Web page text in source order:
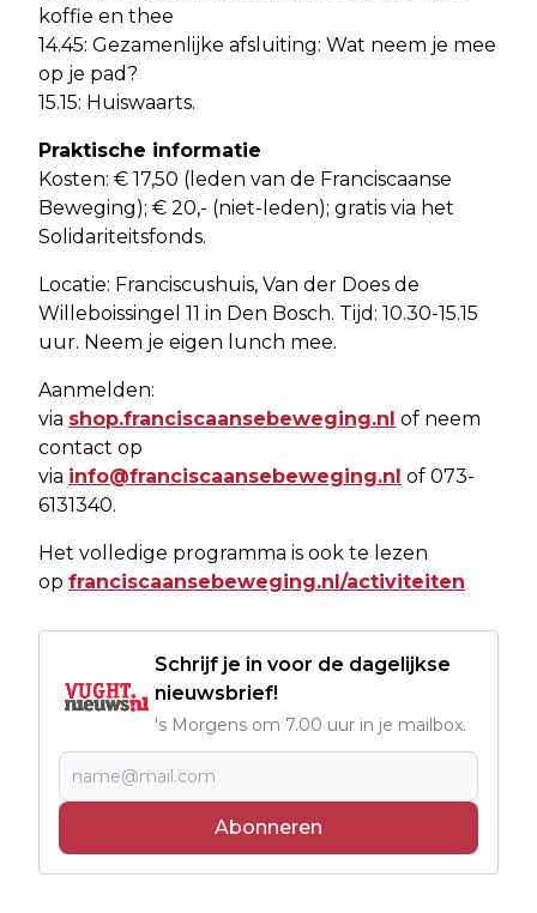
koffie en thee
14.45: Gezamenlijke afsluiting: Wat neem je mee
op je pad?
15.15: Huiswaarts.
Praktische informatie
Kosten: € 17,50 (leden van de Franciscaanse
Beweging); € 20,- (niet-leden); gratis via het
Solidariteitsfonds.
Locatie: Franciscushuis, Van der Does de
Willeboissingel 11 in Den Bosch. Tijd: 10.30-15.15
uur. Neem je eigen lunch mee.
Aanmelden:
via shop.franciscaansebeweging.nl of neem
contact op
via info@franciscaansebeweging.nl of 073-
6131340.
Het volledige programma is ook te lezen
op franciscaansebeweging.nl/activiteiten
Schrijf je in voor de dagelijkse
nieuwsbrief!
's Morgens om 7.00 uur in je mailbox.
Abonneren